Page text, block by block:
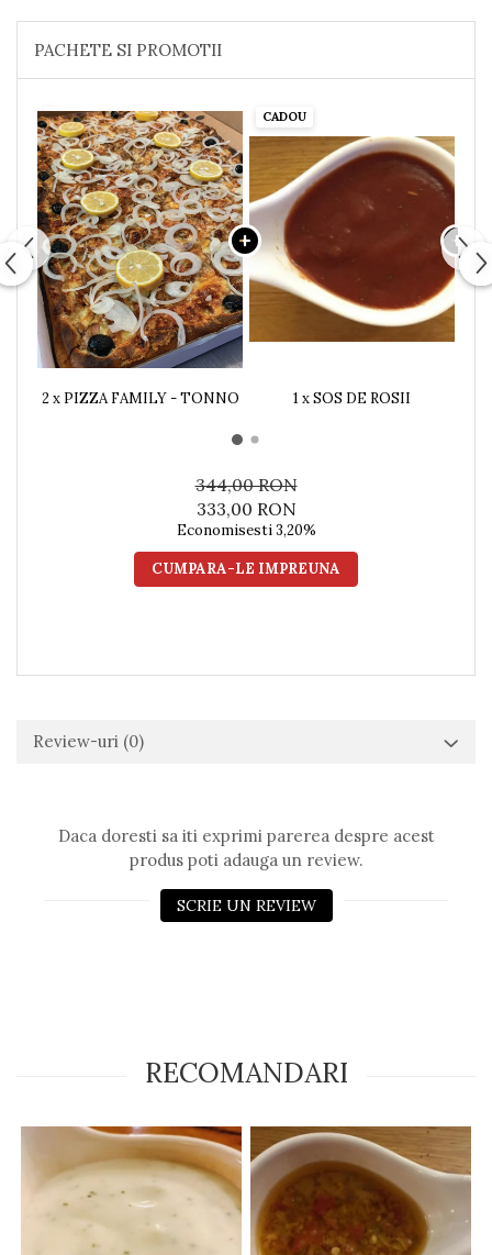
PACHETE SI PROMOTII
2 x PIZZA FAMILY - TONNO
CADOU
1 x SOS DE ROSII
344,00 RON
333,00 RON
Economisesti 3,20%
CUMPARA-LE IMPREUNA
Review-uri (0)
Daca doresti sa iti exprimi parerea despre acest
produs poti adauga un review.
SCRIE UN REVIEW
RECOMANDARI